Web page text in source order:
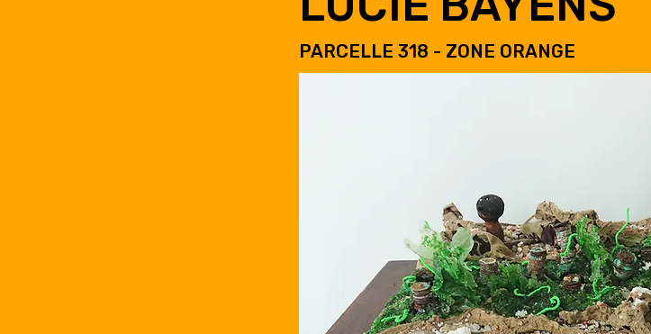
PARCELLE 318 - ZONE ORANGE